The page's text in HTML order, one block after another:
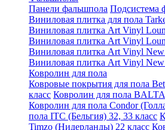
Панели фальшпола Подсистема
Виниловая плитка для пола
Виниловая плитка Art Vinyl
Виниловая плитка Art Vinyl
Виниловая плитка Art Vinyl
Виниловая плитка Art Vinyl New
Ковролин для пола
Ковровые покрытия для пола
класс Ковролин для пола BALTA
Ковролин для пола Condor
пола ITC (Бельгия) 32, 33 класс
Timzo (Нидерланды) 22 класс